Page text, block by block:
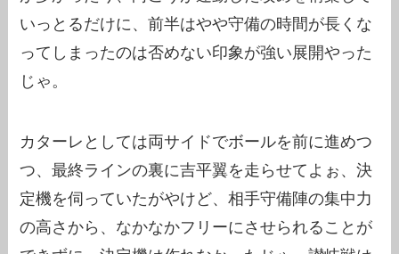
いっとるだけに、前半はやや守備の時間が長くな
ってしまったのは否めない印象が強い展開やった
じゃ。
カターレとしては両サイドでボールを前に進めつ
つ、最終ラインの裏に吉平翼を走らせてよぉ、決
定機を伺っていたがやけど、相手守備陣の集中力
の高さから、なかなかフリーにさせられることが